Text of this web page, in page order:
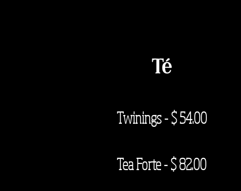
Té
Twinings - $ 54.00
Tea Forte - $ 82.00